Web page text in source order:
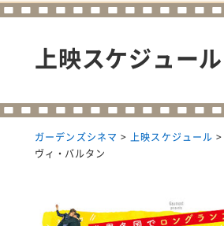
上映スケジュール
ガーデンズシネマ >上映スケジュール >
ヴィ・バルタン